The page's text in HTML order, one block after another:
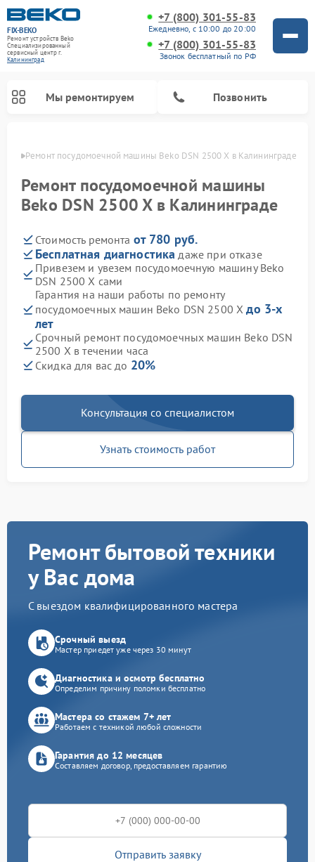
FIX-BEKO
Ремонт устройств Beko
Специализированный
cервисный центр г.
Калининград
+7 (800) 301-55-83
Ежедневно, с 10:00 до 20:00
+7 (800) 301-55-83
Звонок бесплатный по РФ
Мы ремонтируем Позвонить
Ремонт посудомоечной машины Beko DSN 2500 X в Калининграде
Ремонт посудомоечной машины
Beko DSN 2500 X в Калининграде
Стоимость ремонта от 780 руб.
Бесплатная диагностика даже при отказе
Привезем и увезем посудомоечную машину Beko
DSN 2500 X сами
Гарантия на наши работы по ремонту
посудомоечных машин Beko DSN 2500 Xдо 3-х
лет
Срочный ремонт посудомоечных машин Beko DSN
2500 X в течении часа
Скидка для вас до 20%
Консультация со специалистом
Узнать стоимость работ
Ремонт бытовой техники
у Вас дома
С выездом квалифицированного мастера
Срочный выезд
Мастер приедет уже через 30 минут
Диагностика и осмотр бесплатно
Определим причину поломки бесплатно
Мастера со стажем 7+ лет
Работаем с техникой любой сложности
Гарантия до 12 месяцев
Составляем договор, предоставляем гарантию
Отправить заявку